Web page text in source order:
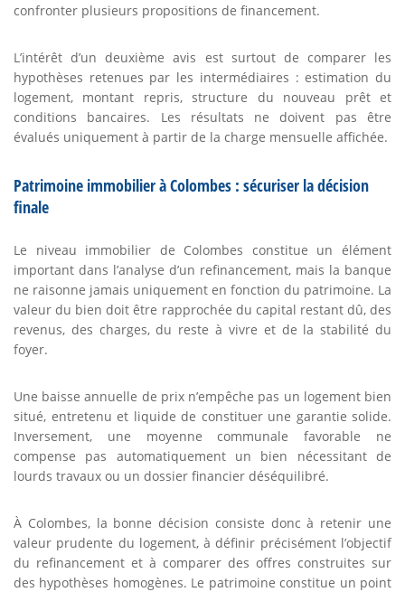
confronter plusieurs propositions de financement.
L’intérêt d’un deuxième avis est surtout de comparer les
hypothèses retenues par les intermédiaires : estimation du
logement, montant repris, structure du nouveau prêt et
conditions bancaires. Les résultats ne doivent pas être
évalués uniquement à partir de la charge mensuelle affichée.
Patrimoine immobilier à Colombes : sécuriser la décision
finale
Le niveau immobilier de Colombes constitue un élément
important dans l’analyse d’un refinancement, mais la banque
ne raisonne jamais uniquement en fonction du patrimoine. La
valeur du bien doit être rapprochée du capital restant dû, des
revenus, des charges, du reste à vivre et de la stabilité du
foyer.
Une baisse annuelle de prix n’empêche pas un logement bien
situé, entretenu et liquide de constituer une garantie solide.
Inversement, une moyenne communale favorable ne
compense pas automatiquement un bien nécessitant de
lourds travaux ou un dossier financier déséquilibré.
À Colombes, la bonne décision consiste donc à retenir une
valeur prudente du logement, à définir précisément l’objectif
du refinancement et à comparer des offres construites sur
des hypothèses homogènes. Le patrimoine constitue un point